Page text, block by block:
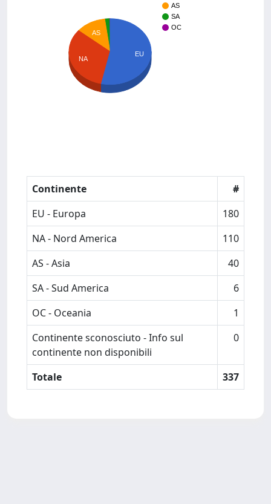
AS
SA
OC
AS
NA
EU
Continente
#
EU - Europa
180
NA - Nord America
110
AS - Asia
40
SA - Sud America
6
OC - Oceania
1
Continente sconosciuto - Info sul
continente non disponibili
0
Totale 337